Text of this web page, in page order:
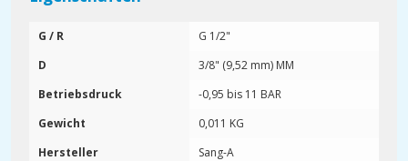
G / R
G 1/2"
D
3/8" (9,52 mm) MM
Betriebsdruck
-0,95 bis 11 BAR
Gewicht
0,011 KG
Hersteller
Sang-A